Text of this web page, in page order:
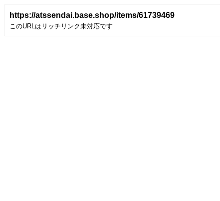
https://atssendai.base.shop/items/61739469
このURLはリッチリンク未対応です